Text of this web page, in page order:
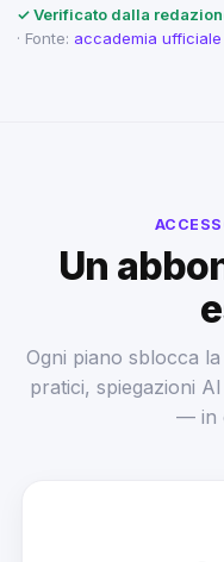
✓ Verificato dalla
· Fonte: accademia ufficiale
Un
Ogni piano sblocca
pratici, spiegazioni
— in